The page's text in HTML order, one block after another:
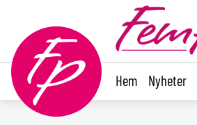
Hem Nyheter